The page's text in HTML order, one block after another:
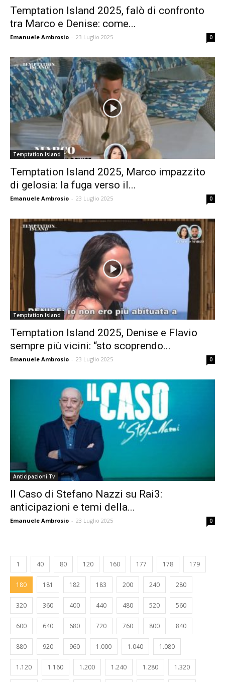
Temptation Island 2025, falò di confronto
tra Marco e Denise: come...
Emanuele Ambrosio - 23 Luglio 2025 0
Temptation Island
Temptation Island 2025, Marco impazzito
di gelosia: la fuga verso il...
Emanuele Ambrosio - 23 Luglio 2025 0
Temptation Island
Temptation Island 2025, Denise e Flavio
sempre più vicini: “sto scoprendo...
Emanuele Ambrosio - 23 Luglio 2025 0
Anticipazioni Tv
Il Caso di Stefano Nazzi su Rai3:
anticipazioni e temi della...
Emanuele Ambrosio - 23 Luglio 2025 0
1 40 80 120 160 177 178 179
180 181 182 183 200 240 280
320 360 400 440 480 520 560
600 640 680 720 760 800 840
880 920 960 1.000 1.040 1.080
1.120 1.160 1.200 1.240 1.280 1.320